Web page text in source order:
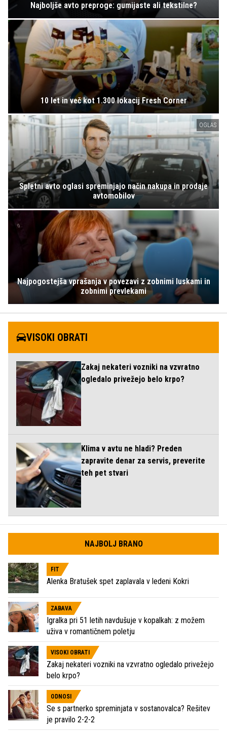
Najboljše avto preproge: gumijaste ali tekstilne?
10 let in več kot 1.300 lokacij Fresh Corner
OGLAS
Spletni avto oglasi spreminjajo način nakupa in prodaje
avtomobilov
Najpogostejša vprašanja v povezavi z zobnimi luskami in
zobnimi prevlekami
VISOKI OBRATI
Zakaj nekateri vozniki na vzvratno
ogledalo privežejo belo krpo?
Klima v avtu ne hladi? Preden
zapravite denar za servis, preverite
teh pet stvari
NAJBOLJ BRANO
FIT
Alenka Bratušek spet zaplavala v ledeni Kokri
ZABAVA
Igralka pri 51 letih navdušuje v kopalkah: z možem
uživa v romantičnem poletju
VISOKI OBRATI
Zakaj nekateri vozniki na vzvratno ogledalo privežejo
belo krpo?
ODNOSI
Se s partnerko spreminjata v sostanovalca? Rešitev
je pravilo 2-2-2